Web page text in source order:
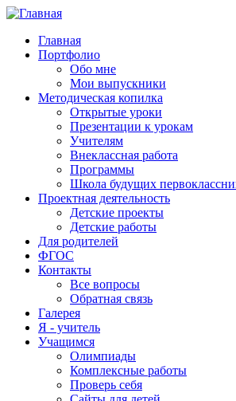
Главная
Портфолио
Обо мне
Мои выпускники
Методическая копилка
Открытые уроки
Презентации к урокам
Учителям
Внеклассная работа
Программы
Школа будущих
Проектная деятельность
Детские проекты
Детские работы
Для родителей
ФГОС
Контакты
Все вопросы
Обратная связь
Галерея
Я - учитель
Учащимся
Олимпиады
Комплексные работы
Проверь себя